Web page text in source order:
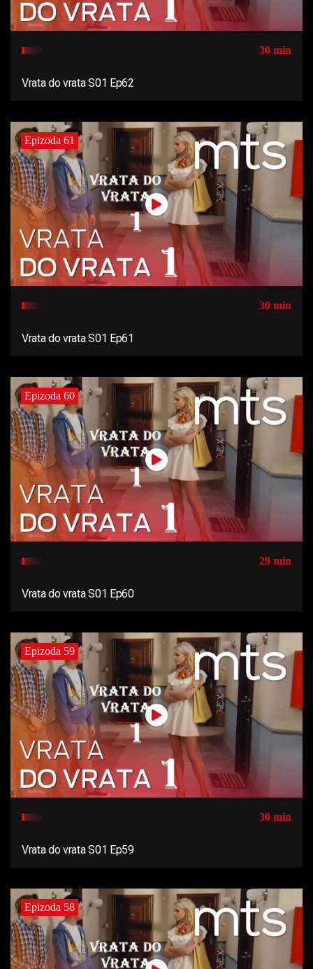
30 min
Vrata do vrata S01 Ep62
Epizoda 61
30 min
Vrata do vrata S01 Ep61
Epizoda 60
29 min
Vrata do vrata S01 Ep60
Epizoda 59
30 min
Vrata do vrata S01 Ep59
Epizoda 58